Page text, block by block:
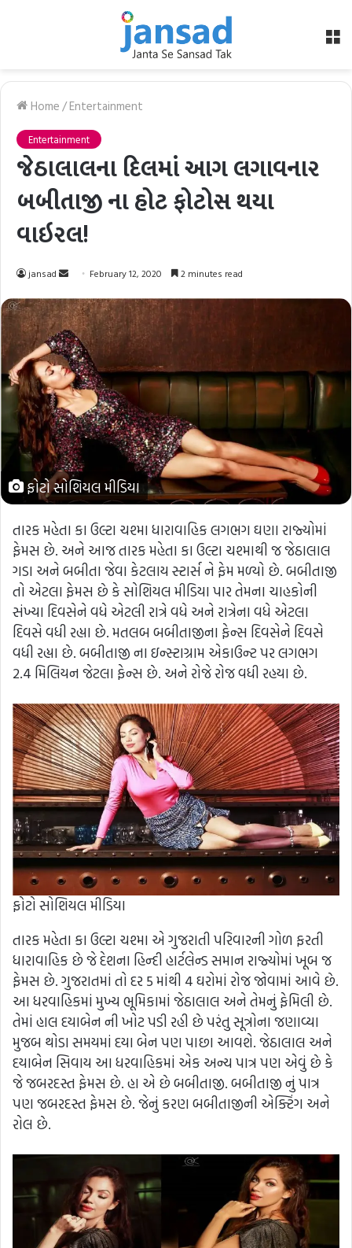
Home/Entertainment
Entertainment
જેઠાલાલના દિલમાં આગ લગાવનાર
બબીતાજી ના હોટ ફોટોસ થયા
વાઇરલ!
jansad
Send
email
February 12, 2020 2 minutes read
ફોટો સોશિયલ મીડિયા
તારક મહેતા કા ઉલ્ટા ચશ્મા ધારાવાહિક લગભગ ઘણા રાજ્યોમાં
ફેમસ છે. અને આજ તારક મહેતા કા ઉલ્ટા ચશ્માથી જ જેઠાલાલ
ગડા અને બબીતા જેવા કેટલાય સ્ટાર્સ ને ફેમ મળ્યો છે. બબીતાજી
તો એટલા ફેમસ છે કે સોશિયલ મીડિયા પાર તેમના ચાહકોની
સંખ્યા દિવસેને વધે એટલી રાત્રે વધે અને રાત્રેના વધે એટલા
દિવસે વધી રહ્યા છે. મતલબ બબીતાજીના ફેન્સ દિવસેને દિવસે
વધી રહ્યા છે. બબીતાજી ના ઇન્સ્ટાગ્રામ એકાઉન્ટ પર લગભગ
2.4 મિલિયન જેટલા ફેન્સ છે. અને રોજે રોજ વધી રહયા છે.
ફોટો સોશિયલ મીડિયા
તારક મહેતા કા ઉલ્ટા ચશ્મા એ ગુજરાતી પરિવારની ગોળ ફરતી
ધારાવાહિક છે જે દેશના હિન્દી હાર્ટલેન્ડ સમાન રાજ્યોમાં ખૂબ જ
ફેમસ છે. ગુજરાતમાં તો દર 5 માંથી 4 ઘરોમાં રોજ જોવામાં આવે છે.
આ ધરવાહિકમાં મુખ્ય ભૂમિકામાં જેઠાલાલ અને તેમનું ફેમિલી છે.
તેમાં હાલ દયાબેન ની ખોટ પડી રહી છે પરંતુ સૂત્રોના જણાવ્યા
મુજબ થોડા સમયમાં દયા બેન પણ પાછા આવશે. જેઠાલાલ અને
દયાબેન સિવાય આ ધરવાહિકમાં એક અન્ય પાત્ર પણ એવું છે કે
જે જબરદસ્ત ફેમસ છે. હા એ છે બબીતાજી. બબીતાજી નું પાત્ર
પણ જબરદસ્ત ફેમસ છે. જેનું કરણ બબીતાજીની એક્ટિંગ અને
રોલ છે.